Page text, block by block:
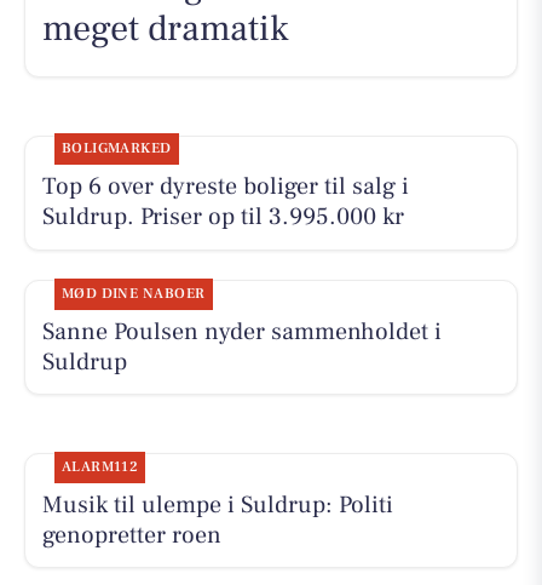
meget dramatik
BOLIGMARKED
Top 6 over dyreste boliger til salg i
Suldrup. Priser op til 3.995.000 kr
MØD DINE NABOER
Sanne Poulsen nyder sammenholdet i
Suldrup
ALARM112
Musik til ulempe i Suldrup: Politi
genopretter roen